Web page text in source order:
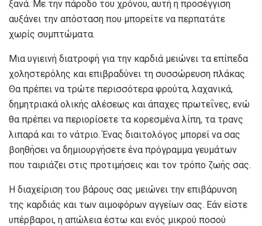
ξανά. Με την πάροδο του χρόνου, αυτή η προσέγγιση
αυξάνει την απόσταση που μπορείτε να περπατάτε
χωρίς συμπτώματα.
Μια υγιεινή διατροφή για την καρδιά μειώνει τα επίπεδα
χοληστερόλης και επιβραδύνει τη συσσώρευση πλάκας.
Θα πρέπει να τρώτε περισσότερα φρούτα, λαχανικά,
δημητριακά ολικής αλέσεως και άπαχες πρωτεΐνες, ενώ
θα πρέπει να περιορίσετε τα κορεσμένα λίπη, τα τρανς
λιπαρά και το νάτριο. Ένας διαιτολόγος μπορεί να σας
βοηθήσει να δημιουργήσετε ένα πρόγραμμα γευμάτων
που ταιριάζει στις προτιμήσεις και τον τρόπο ζωής σας.
Η διαχείριση του βάρους σας μειώνει την επιβάρυνση
της καρδιάς και των αιμοφόρων αγγείων σας. Εάν είστε
υπέρβαροι, η απώλεια έστω και ενός μικρού ποσού